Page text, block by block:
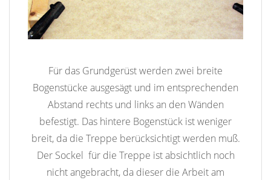
Für das Grundgerüst werden zwei breite
Bogenstücke ausgesägt und im entsprechenden
Abstand rechts und links an den Wänden
befestigt. Das hintere Bogenstück ist weniger
breit, da die Treppe berücksichtigt werden muß.
Der Sockel für die Treppe ist absichtlich noch
nicht angebracht, da dieser die Arbeit am